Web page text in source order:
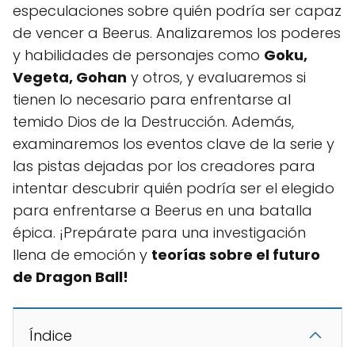
especulaciones sobre quién podría ser capaz
de vencer a Beerus. Analizaremos los poderes
y habilidades de personajes como Goku,
Vegeta, Gohan y otros, y evaluaremos si
tienen lo necesario para enfrentarse al
temido Dios de la Destrucción. Además,
examinaremos los eventos clave de la serie y
las pistas dejadas por los creadores para
intentar descubrir quién podría ser el elegido
para enfrentarse a Beerus en una batalla
épica. ¡Prepárate para una investigación
llena de emoción y teorías sobre el futuro
de Dragon Ball!
Índice